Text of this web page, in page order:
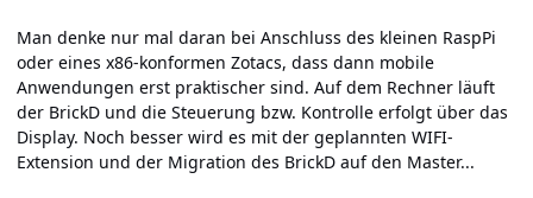
Man denke nur mal daran bei Anschluss des kleinen RaspPi
oder eines x86-konformen Zotacs, dass dann mobile
Anwendungen erst praktischer sind. Auf dem Rechner läuft
der BrickD und die Steuerung bzw. Kontrolle erfolgt über das
Display. Noch besser wird es mit der geplannten WIFI-
Extension und der Migration des BrickD auf den Master...